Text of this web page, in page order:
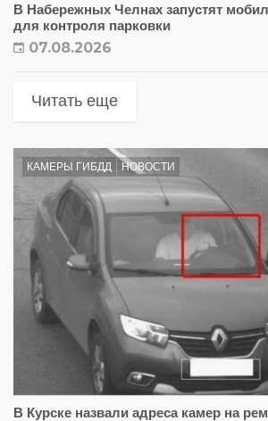
В Набережных Челнах запустят
для контроля парковки
07.08.2026
Читать еще
КАМЕРЫ ГИБДД НОВОСТИ
В Курске назвали адреса камер на